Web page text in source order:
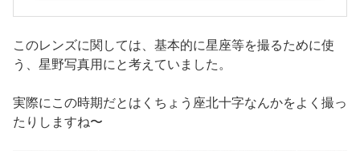
このレンズに関しては、基本的に星座等を撮るために使
う、星野写真用にと考えていました。
実際にこの時期だとはくちょう座北十字なんかをよく撮っ
たりしますね〜